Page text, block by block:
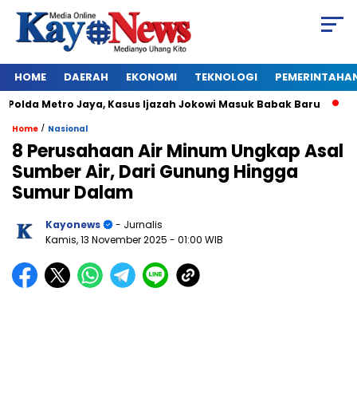
HOME DAERAH EKONOMI TEKNOLOGI
Metro Jaya, Kasus Ijazah Jokowi Masuk Babak Baru
Home / Nasional
8 Perusahaan Air Minum Ungkap Asal
Sumber Air, Dari Gunung Hingga
Sumur Dalam
Kayonews
- Jurnalis
Kamis, 13 November 2025 - 01:00 WIB